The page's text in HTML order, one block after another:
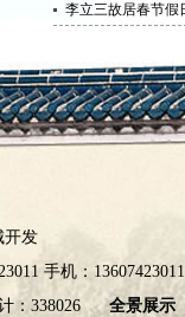
李立三故居春节假
开发
手机：
计：338026 全景展示